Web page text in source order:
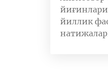
йиллик